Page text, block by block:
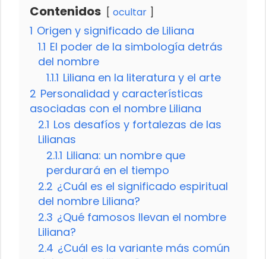
Contenidos ocultar
1 Origen y significado de Liliana
1.1 El poder de la simbología detrás
del nombre
1.1.1 Liliana en la literatura y el arte
2 Personalidad y características
asociadas con el nombre Liliana
2.1 Los desafíos y fortalezas de las
Lilianas
2.1.1 Liliana: un nombre que
perdurará en el tiempo
2.2 ¿Cuál es el significado espiritual
del nombre Liliana?
2.3 ¿Qué famosos llevan el nombre
Liliana?
2.4 ¿Cuál es la variante más común